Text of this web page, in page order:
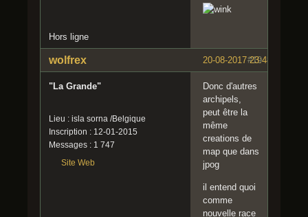
Hors ligne
#19
20-08-2017 23:48:36
wolfrex
"La Grande"
Lieu : isla sorna /Belgique
Inscription : 12-01-2015
Messages : 1 747
Site Web
Donc d'autres
archipels,
peut être la
même
creations de
map que dans
jpog
il entend quoi
comme
nouvelle race